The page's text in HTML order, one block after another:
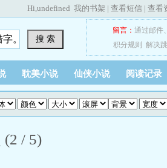
Hi,undefined 我的书架 | 查看短信 | 查看
搜 索
留言： 通过邮件、
积分规则
解决
耽美小说 仙侠小说 阅读记录
/ 5)